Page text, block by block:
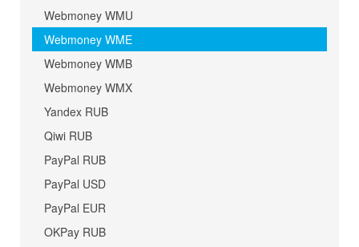
Webmoney WMU
Webmoney WME
Webmoney WMB
Webmoney WMX
Yandex RUB
Qiwi RUB
PayPal RUB
PayPal USD
PayPal EUR
OKPay RUB